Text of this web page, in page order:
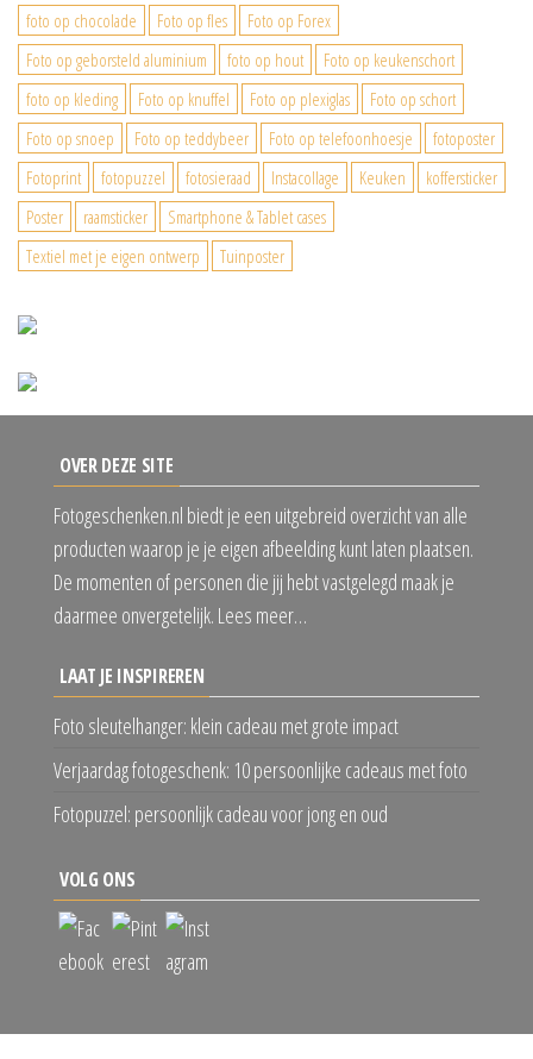
foto op chocolade
Foto op fles
Foto op Forex
Foto op geborsteld aluminium
foto op hout
Foto op keukenschort
foto op kleding
Foto op knuffel Foto op plexiglas
Foto op schort
Foto op snoep
Foto op teddybeer Foto op telefoonhoesje
fotoposter
Fotoprint
fotopuzzel fotosieraad Instacollage Keuken
koffersticker
Poster
raamsticker
Smartphone & Tablet cases
Textiel met je eigen ontwerp
Tuinposter
OVER DEZE SITE
Fotogeschenken.nl biedt je een uitgebreid overzicht van alle
producten waarop je je eigen afbeelding kunt laten plaatsen.
De momenten of personen die jij hebt vastgelegd maak je
daarmee onvergetelijk. Lees meer…
LAAT JE INSPIREREN
Foto sleutelhanger: klein cadeau met grote impact
Verjaardag fotogeschenk: 10 persoonlijke cadeaus met foto
Fotopuzzel: persoonlijk cadeau voor jong en oud
VOLG ONS